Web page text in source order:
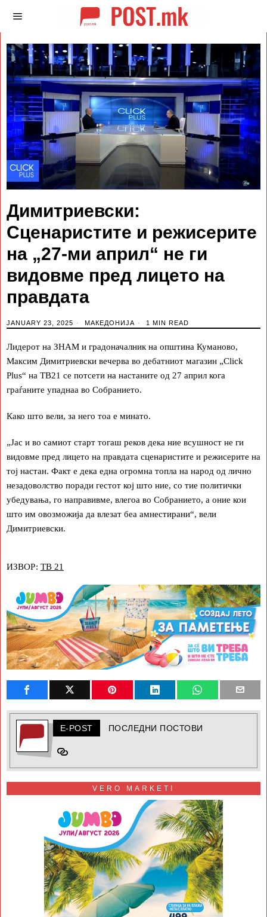
Димитриевски:
Сценаристите и режисерите
на „27-ми април“ не ги
видовме пред лицето на
правдата
JANUARY 23, 2025 МАКЕДОНИЈА 1 MIN READ
Лидерот на ЗНАМ и градоначалник на општина Куманово,
Максим Димитриевски вечерва во дебатниот магазин „Click
Plus“ на ТВ21 се потсети на настаните од 27 април кога
граѓаните упаднаа во Собранието.
Како што вели, за него тоа е минато.
„Јас и во самиот старт тогаш реков дека ние всушност не ги
видовме пред лицето на правдата сценаристите и режисерите на
тој настан. Факт е дека една огромна топла на народ од лично
незадоволство поради гестот кој што ние, со тие политички
убедувања, го направивме, влегоа во Собранието, а оние кои
што им овозможија да влезат беа амнестирани“, вели
Димитриевски.
ИЗВОР: ТВ 21
E-POST ПОСЛЕДНИ ПОСТОВИ
VERO MARKETI